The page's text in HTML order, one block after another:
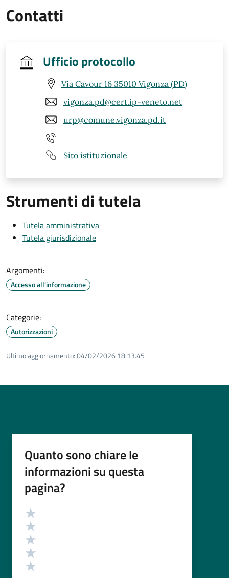
Contatti
Ufficio protocollo
Via Cavour 16 35010 Vigonza (PD)
vigonza.pd@cert.ip-veneto.net
urp@comune.vigonza.pd.it
Sito istituzionale
Strumenti di tutela
Tutela amministrativa
Tutela giurisdizionale
Argomenti:
Accesso all'informazione
Categorie:
Autorizzazioni
Ultimo aggiornamento:04/02/2026 18:13.45
Quanto sono chiare le
informazioni su questa
pagina?
Valutazione